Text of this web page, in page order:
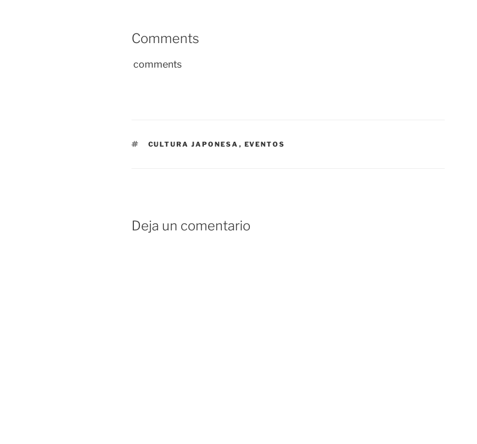
Comments
comments
ETIQUETAS
CULTURA JAPONESA , EVENTOS
Deja un comentario